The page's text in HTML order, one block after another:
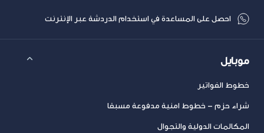
احصل على المساعدة في استخدام الدردشة عبر الإنترنت
موبايل
خطوط الفواتير
شراء حزم – خطوط امنية مدفوعة مسبقا
المكالمات الدولية والتجوال